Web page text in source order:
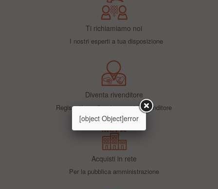
Ti richiamiamo noi
I nostri esperti a tua disposizione
Diventa rivenditore
Registrati per diventare nostro rivenditore
Acquisti in rete
Per la pubblica amministrazione
[object Object]error